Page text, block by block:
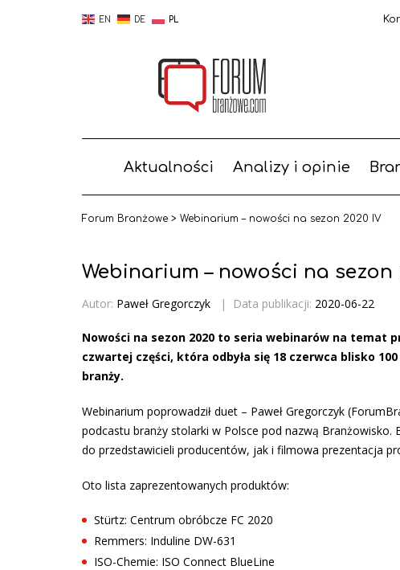
EN DE PL
Aktualności Analizy i opinie
Forum Branżowe > Webinarium – nowości na sezon 2020 IV
Webinarium – nowości na sezon
Autor: Paweł Gregorczyk | Data publikacji: 2020-06-22
Nowości na sezon 2020 to seria webinarów na temat
czwartej części, która odbyła się 18 czerwca blisko
branży.
Webinarium poprowadził duet – Paweł Gregorczyk
podcastu branży stolarki w Polsce pod nazwą Branżowisko.
do przedstawicieli producentów, jak i filmowa prezentacja
Oto lista zaprezentowanych produktów:
Stürtz: Centrum obróbcze FC 2020
Remmers: Induline DW-631
ISO-Chemie: ISO Connect BlueLine